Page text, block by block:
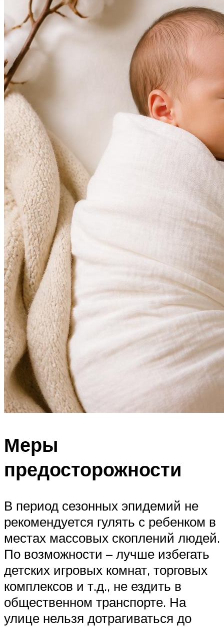
Меры
предосторожности
В период сезонных эпидемий не
рекомендуется гулять с ребенком в
местах массовых скоплений людей.
По возможности – лучше избегать
детских игровых комнат, торговых
комплексов и т.д., не ездить в
общественном транспорте. На
улице нельзя дотрагиваться до